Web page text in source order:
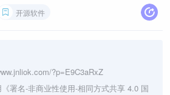
开源软件
?p=E9C3aRxZ
署名-非商业性使用-相同方式共享 4.0 国